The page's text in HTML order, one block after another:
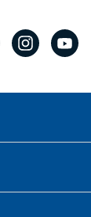
Colonia la